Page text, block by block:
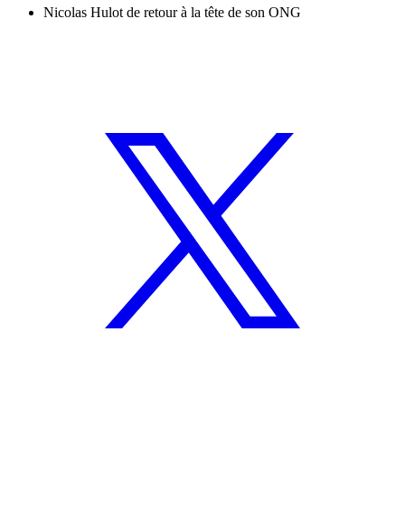
Nicolas Hulot de retour à la tête de son ONG